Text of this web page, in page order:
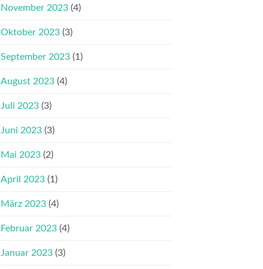
November 2023 (4)
Oktober 2023 (3)
September 2023 (1)
August 2023 (4)
Juli 2023 (3)
Juni 2023 (3)
Mai 2023 (2)
April 2023 (1)
März 2023 (4)
Februar 2023 (4)
Januar 2023 (3)